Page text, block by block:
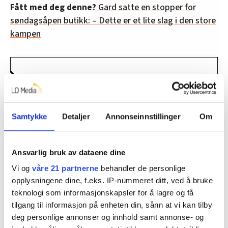
Samtykke Detaljer Annonseinnstillinger Om
Ansvarlig bruk av dataene dine
Vi og våre 21 partnerne behandler de personlige
opplysningene dine, f.eks. IP-nummeret ditt, ved å bruke
teknologi som informasjonskapsler for å lagre og få
tilgang til informasjon på enheten din, sånn at vi kan tilby
deg personlige annonser og innhold samt annonse- og
Fått med deg denne? Gard satte en stopper for
søndagsåpen butikk: – Dette er et lite slag i den store
kampen
* Alderspensjon fra folketrygden under
utbetaling får en økning på 4,99 prosent fra 1.
mai, mens årlig økning blir 3,58 prosent.
regulert på samme måte.
* Alderspensjon under opptjening, uføretrygd,
og andre ytelser som er regulert gjennom
grunnbeløpet, får en inntektsøkning på 4,98
prosent fra 1. mai, mens årlig økning blir 3,83